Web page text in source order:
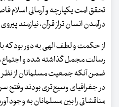
تحقق امت یکپارچه و آرمانی اسلام
درآمدن انسان تراز قرآن، نیازمند
از حکمت و لطف الهی به دور بود
رسالت مجمل گذاشته شده و
ضمن آنکه جمعیت مسلمانان از نظر
در جغرافیای وسیع‌تری بودند وفتح
مناقشاتی را بین مسلمانان به وجود